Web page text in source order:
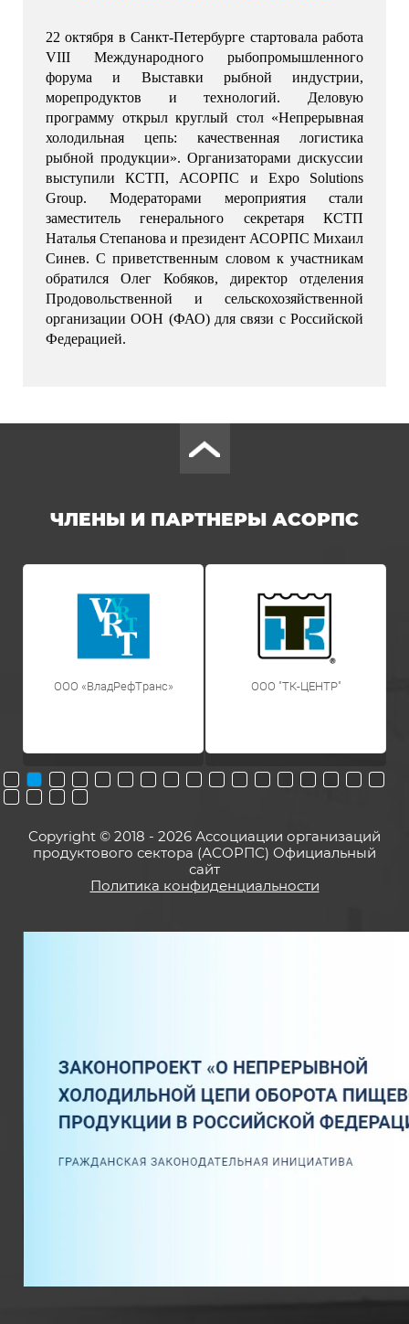
22 октября в Санкт-Петербурге стартовала работа
VIII Международного рыбопромышленного
форума и Выставки рыбной индустрии,
морепродуктов и технологий. Деловую
программу открыл круглый стол «Непрерывная
холодильная цепь: качественная логистика
рыбной продукции». Организаторами дискуссии
выступили КСТП, АСОРПС и Expo Solutions
Group. Модераторами мероприятия стали
заместитель генерального секретаря КСТП
Наталья Степанова и президент АСОРПС Михаил
Синев. С приветственным словом к участникам
обратился Олег Кобяков, директор отделения
Продовольственной и сельскохозяйственной
организации ООН (ФАО) для связи с Российской
Федерацией.
ЧЛЕНЫ И ПАРТНЕРЫ АСОРПС
ООО «ВладРефТранс» OOO "ТК-ЦЕНТР"
Copyright © 2018 - 2026 Ассоциации организаций
продуктового сектора (АСОРПС) Официальный
сайт
Политика конфиденциальности